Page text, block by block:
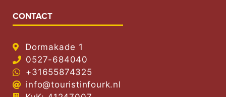
CONTACT
Dormakade 1
0527-684040
+31655874325
info@touristinfourk.nl